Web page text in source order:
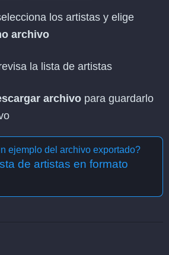
los artistas y elige
archivo
la lista de artistas
archivo para guardarlo
ejemplo del archivo exportado?
de artistas en formato